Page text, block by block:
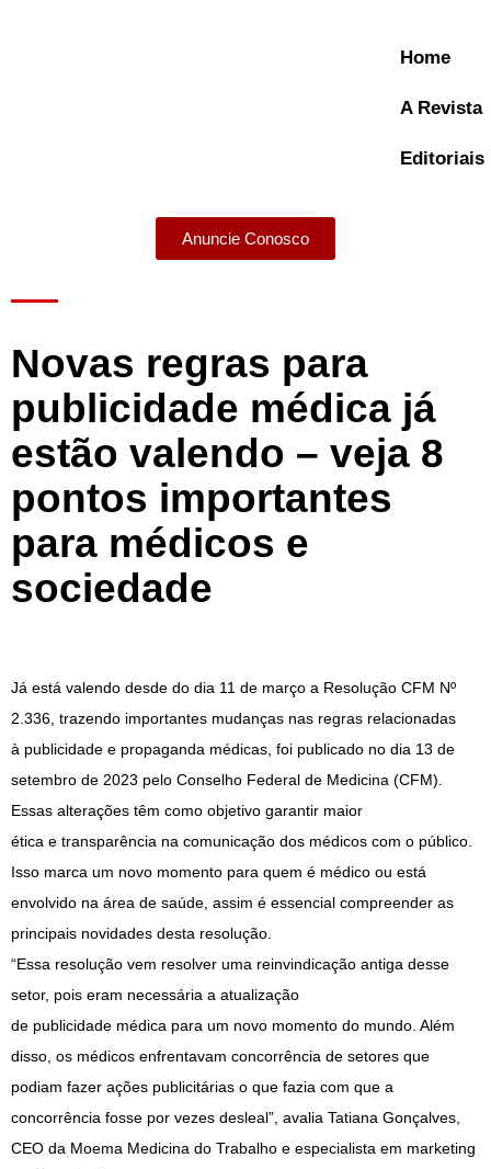
Home
A Revista
Editoriais
Anuncie Conosco
Novas regras para
publicidade médica já
estão valendo – veja 8
pontos importantes
para médicos e
sociedade
Já está valendo desde do dia 11 de março a Resolução CFM Nº
2.336, trazendo importantes mudanças nas regras relacionadas
à publicidade e propaganda médicas, foi publicado no dia 13 de
setembro de 2023 pelo Conselho Federal de Medicina (CFM).
Essas alterações têm como objetivo garantir maior
ética e transparência na comunicação dos médicos com o público.
Isso marca um novo momento para quem é médico ou está
envolvido na área de saúde, assim é essencial compreender as
principais novidades desta resolução.
“Essa resolução vem resolver uma reinvindicação antiga desse
setor, pois eram necessária a atualização
de publicidade médica para um novo momento do mundo. Além
disso, os médicos enfrentavam concorrência de setores que
podiam fazer ações publicitárias o que fazia com que a
concorrência fosse por vezes desleal”, avalia Tatiana Gonçalves,
CEO da Moema Medicina do Trabalho e especialista em marketing